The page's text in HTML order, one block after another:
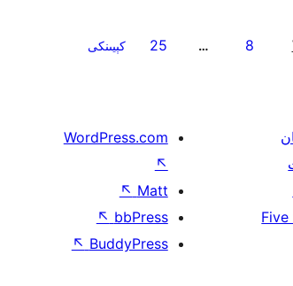
8
…
25 كېيىنكى
WordPress.com
↖
Matt
↖
bbPress
↖
BuddyPress
↖